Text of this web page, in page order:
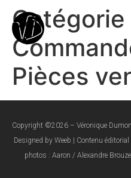
Catégorie
Pièces
Copyright ©2026 – Véronique
Designed by Weeb | Contenu
photos : Aaron / Alexandre